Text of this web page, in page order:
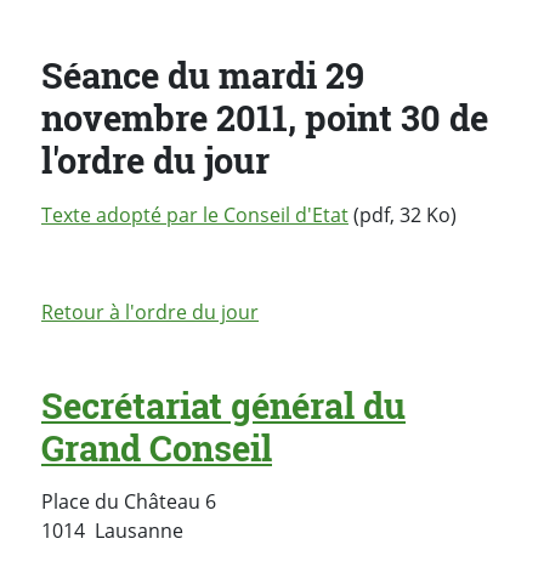
Séance du mardi 29
novembre 2011, point 30 de
l'ordre du jour
Texte adopté par le Conseil d'Etat(pdf, 32 Ko)
Retour à l'ordre du jour
Secrétariat général du
Grand Conseil
Place du Château 6
1014 LausanneSuisse